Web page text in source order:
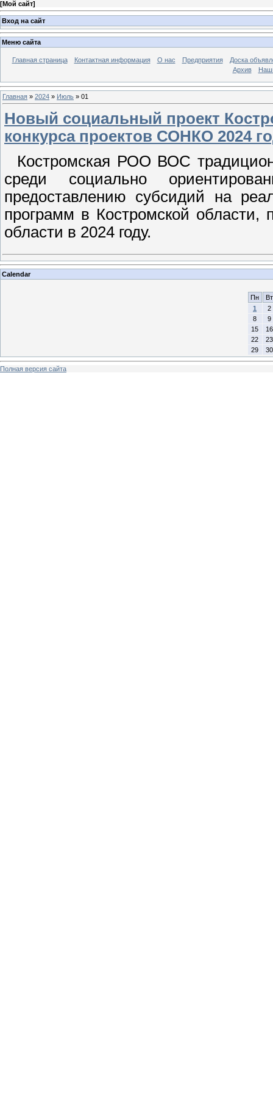
[Мой сайт]
Вход на сайт
Меню сайта
Главная страница Контактная информация О нас Предприятия
Доска
Архив
Главная » 2024 » Июль » 01
Новый социальный проект
конкурса проектов СОНКО 2024
Костромская РОО ВОС
среди социально
предоставлению субсидий на
программ в Костромской области,
области в 2024 году.
Calendar
Пн
Вт
1
2
8
9
15
16
22
23
29
30
Полная версия сайта